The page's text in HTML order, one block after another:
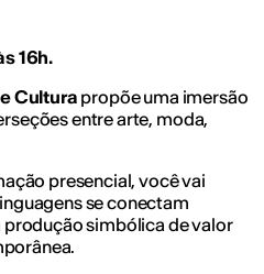
16h.
Culturapropõe uma imersão
entre arte, moda,
presencial, você vai
se conectam
simbólica de valor